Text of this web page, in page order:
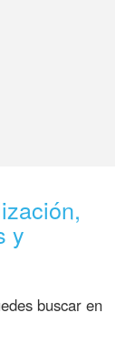
y
buscar en